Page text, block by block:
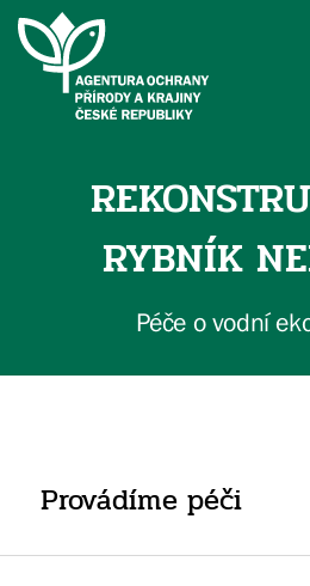
RYBNÍK
Péče o vodní
Provádíme péči